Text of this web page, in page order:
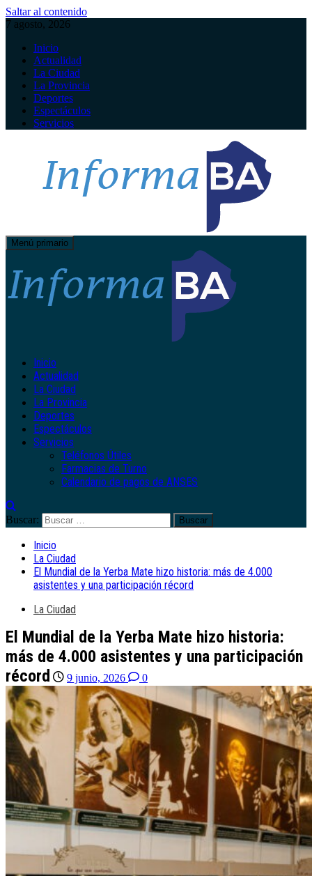
Saltar al contenido
7 agosto, 2026
Inicio
Actualidad
La Ciudad
La Provincia
Deportes
Espectáculos
Servicios
Menú primario
Inicio
Actualidad
La Ciudad
La Provincia
Deportes
Espectáculos
Servicios
Teléfonos Útiles
Farmacias de Turno
Calendario de pagos de ANSES
Buscar:
Inicio
La Ciudad
El Mundial de la Yerba Mate hizo historia: más de 4.000
asistentes y una participación récord
La Ciudad
El Mundial de la Yerba Mate hizo historia:
más de 4.000 asistentes y una participación
récord
9 junio, 2026 0